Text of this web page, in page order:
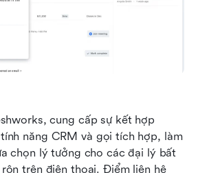
cung cấp sự kết hợp
năng CRM và gọi tích hợp, làm
chọn lý tưởng cho các đại lý bất
trên điện thoại. Điểm liên hệ